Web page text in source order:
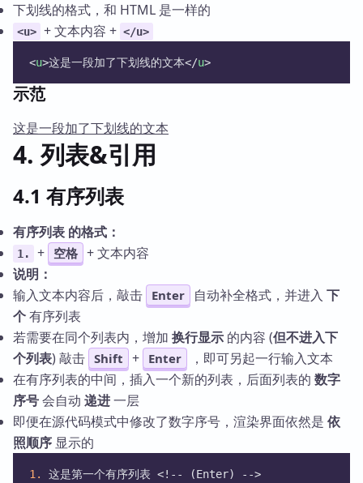
下划线的格式，和 HTML 是一样的
<u> + 文本内容 + </u>
<u>这是一段加了下划线的文本</u>
示范
这是一段加了下划线的文本
4. 列表&引用
4.1 有序列表
有序列表 的格式：
1. + 空格 + 文本内容
说明：
输入文本内容后，敲击 Enter 自动补全格式，并进入 下
个有序列表
若需要在同个列表内，增加 换行显示 的内容 (但不进入下
个列表) 敲击 Shift + Enter
，即可另起一行输入文本
在有序列表的中间，插入一个新的列表，后面列表的 数字
序号会自动 递进一层
即便在源代码模式中修改了数字序号，渲染界面依然是 依
照顺序 显示的
1.
这是第一个有序列表 <!-- (Enter) -->